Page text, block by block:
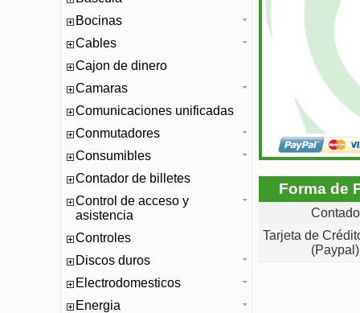
Bocinas
Cables
Cajon de dinero
Camaras
Comunicaciones unificadas
Conmutadores
Consumibles
Contador de billetes
Control de acceso y
asistencia
Controles
Discos duros
Electrodomesticos
Energia
Forma de
Contado
Tarjeta de
(Paypal)